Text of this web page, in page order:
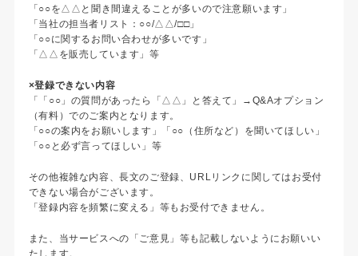
「○○を△△と聞き間違えることが多いので注意願います」
「当社の担当者リスト：○○/△△/□□」
「○○に関するお問い合わせが多いです」
「△△を販売しています」等
×登録できない内容
「「○○」の質問があったら「△△」と答えて」→Q&Aオプション
（有料）でのご案内となります。
「○○の案内をお願いします」「○○（住所など）を聞いてほしい」
「○○と必ず言ってほしい」等
その他複雑な内容、長文のご登録、URLリンクに関してはお受付
できない場合がございます。
「登録内容を頻繁に変える」等もお受付できません。
また、当サービスへの「ご意見」等も記載しないようにお願いい
たします。